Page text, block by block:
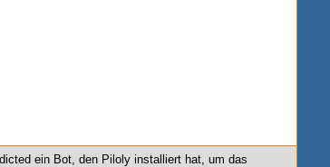
ein Bot, den Piloly installiert hat, um das